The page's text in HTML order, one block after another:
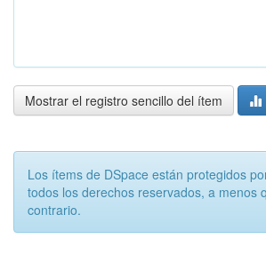
Mostrar el registro sencillo del ítem
Los ítems de DSpace están protegidos
todos los derechos reservados, a menos
contrario.